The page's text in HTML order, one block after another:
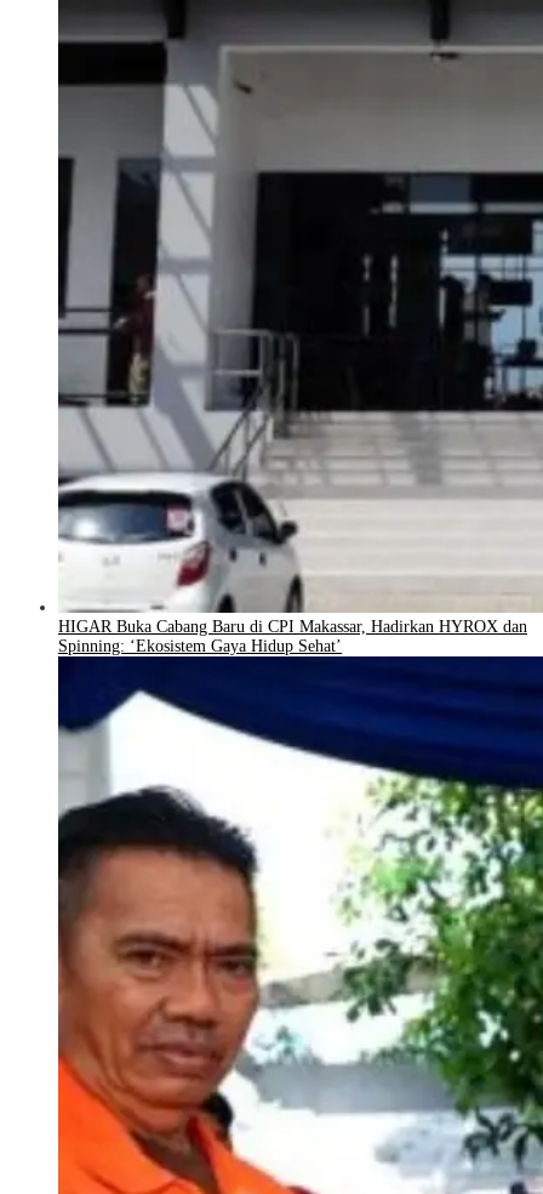
HIGAR Buka Cabang Baru di CPI Makassar, Hadirkan HYROX dan
Spinning: ‘Ekosistem Gaya Hidup Sehat’